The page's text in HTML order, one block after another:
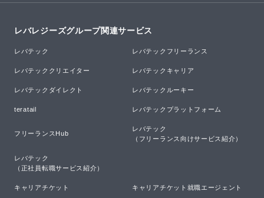
レバレジーズグループ関連サービス
レバテック レバテックフリーランス
レバテッククリエイター レバテックキャリア
レバテックダイレクト レバテックルーキー
teratail レバテックプラットフォーム
フリーランスHub
レバテック
（フリーランス向けサービス紹介）
レバテック
（正社員転職サービス紹介）
キャリアチケット キャリアチケット就職エージェント